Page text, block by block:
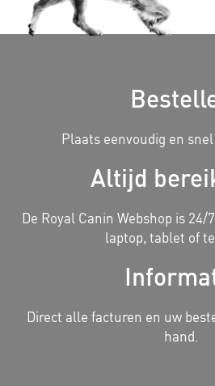
Plaats eenvoudig en
Altijd
De Royal Canin Webshop is
laptop, tablet of
Direct alle facturen en uw
hand.